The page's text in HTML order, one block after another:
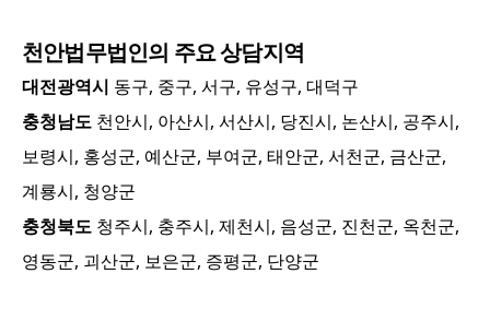
천안법무법인의 주요 상담지역
대전광역시 동구, 중구, 서구, 유성구, 대덕구
충청남도 천안시, 아산시, 서산시, 당진시, 논산시, 공주시,
보령시, 홍성군, 예산군, 부여군, 태안군, 서천군, 금산군,
계룡시, 청양군
충청북도 청주시, 충주시, 제천시, 음성군, 진천군, 옥천군,
영동군, 괴산군, 보은군, 증평군, 단양군